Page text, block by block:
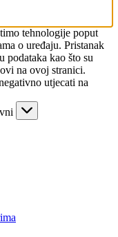
tehnologije poput
o uređaju. Pristanak
podataka kao što su
na ovoj stranici.
utjecati na